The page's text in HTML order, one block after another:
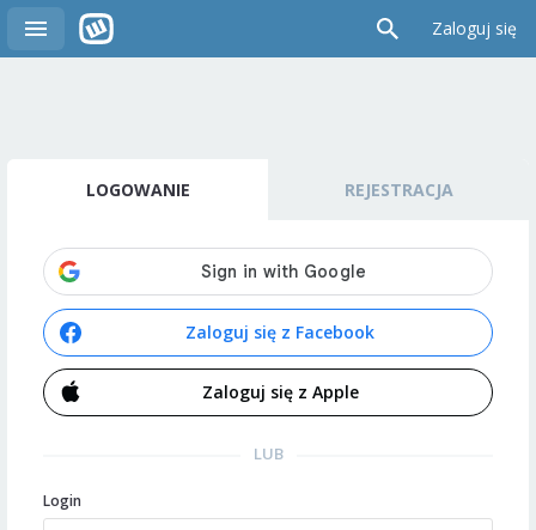
Zaloguj się
LOGOWANIE REJESTRACJA
Zaloguj się z Facebook
Zaloguj się z Apple
LUB
Login